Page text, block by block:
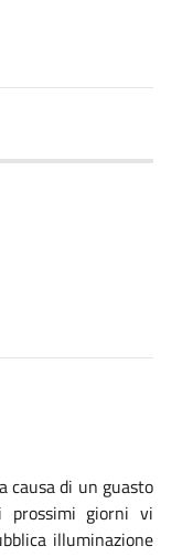
causa di un guasto
prossimi giorni vi
illuminazione